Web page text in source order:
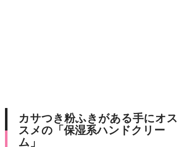
カサつき粉ふきがある手にオス
スメの「保湿系ハンドクリー
ム」